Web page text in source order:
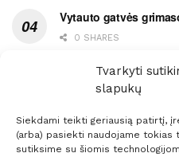
Tvarkyti
slapukų
Siekdami teikti geriausią patirtį,
(arba) pasiekti naudojame tokias
sutiksime su šiomis
Vytauto gatvės
0 SHARES
Pietų metas
0 SHARES